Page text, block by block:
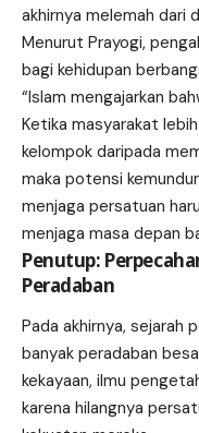
akhirnya melemah dari
Menurut Prayogi,
bagi kehidupan
“Islam mengajarkan
Ketika masyarakat
kelompok daripada
maka potensi
menjaga persatuan
menjaga masa depan
Penutup:
Peradaban
Pada akhirnya, sejarah
banyak peradaban
kekayaan, ilmu
karena hilangnya